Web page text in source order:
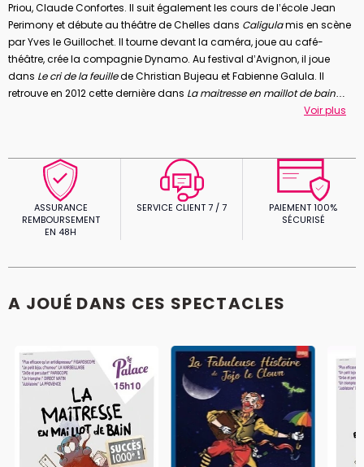
Priou, Claude Confortes. Il suit également les cours de l’école Jean
Perimony et débute au théâtre de Chelles dans Caligulamis en scène
par Yves le Guillochet. Il tourne devant la caméra, joue au café-
théâtre, crée la compagnie Dynamo. Au festival d’Avignon, il joue
dans Le cri de la feuillede Christian Bujeau et Fabienne Galula. Il
retrouve en 2012 cette dernière dans La maitresse en maillot de bain
une pièce à l’affiche du Ciné 13 Théâtre, puis prolongée au Théâtre
Voir plus
ASSURANCE
REMBOURSEMENT
EN 48H
SERVICE CLIENT 7 / 7
PAIEMENT 100%
SÉCURISÉ
A JOUÉ DANS CES SPECTACLES